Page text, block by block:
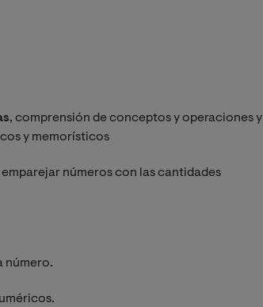
, comprensión de conceptos y operaciones y
y memorísticos
números con las cantidades
número.